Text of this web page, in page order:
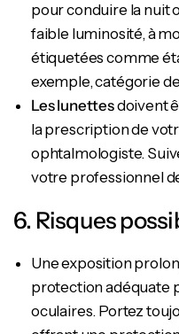
pour conduire la nuit
faible luminosité, à
étiquetées comme
exemple, catégorie
Les lunettesdoivent
la prescription de
ophtalmologiste.
votre professionnel
6. Risques
Une exposition
protection adéquate
oculaires. Portez